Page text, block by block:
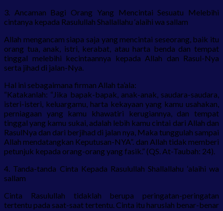
3. Ancaman Bagi Orang Yang Mencintai Sesuatu Melebihi
cintanya kepada Rasulullah Shallallahu ‘alaihi wa sallam
Allah mengancam siapa saja yang mencintai seseorang, baik itu
orang tua, anak, istri, kerabat, atau harta benda dan tempat
tinggal melebihi kecintaannya kepada Allah dan Rasul-Nya
serta jihad di jalan-Nya.
Hal ini sebagaimana firman Allah ta’ala:
“Katakanlah: “Jika bapak-bapak, anak-anak, saudara-saudara,
isteri-isteri, keluargamu, harta kekayaan yang kamu usahakan,
perniagaan yang kamu khawatiri kerugiannya, dan tempat
tinggal yang kamu sukai, adalah lebih kamu cintai dari Allah dan
RasulNya dan dari berjihad di jalan nya, Maka tunggulah sampai
Allah mendatangkan Keputusan-NYA”. dan Allah tidak memberi
petunjuk kepada orang-orang yang fasik.” (QS. At-Taubah: 24).
4. Tanda-tanda Cinta Kepada Rasulullah Shallallahu ‘alaihi wa
sallam
Cinta Rasulullah tidaklah berupa peringatan-peringatan
tertentu pada saat-saat tertentu. Cinta itu haruslah benar-benar